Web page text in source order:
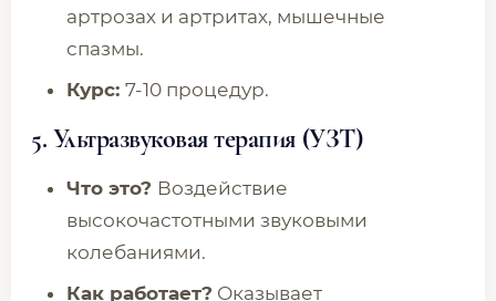
артрозах и артритах, мышечные
спазмы.
Курс: 7-10 процедур.
5. Ультразвуковая терапия (УЗТ)
Что это? Воздействие
высокочастотными звуковыми
колебаниями.
Как работает? Оказывает